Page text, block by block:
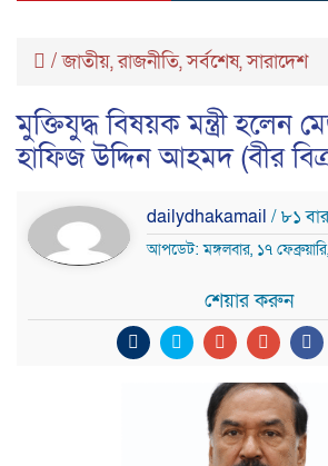
/জাতীয়,রাজনীতি,সর্বশেষ,সারাদেশ
মুক্তিযুদ্ধ বিষয়ক মন্ত্রী হলেন
হাফিজ উদ্দিন আহমদ (বীর
dailydhakamail / ৮১
আপডেট: মঙ্গলবার, ১৭
শেয়ার করুন